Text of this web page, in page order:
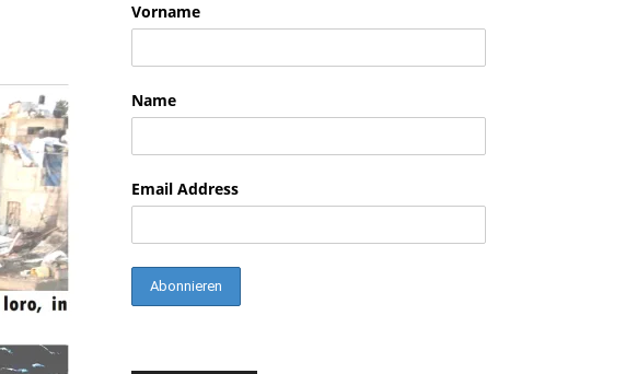
Linkedin
Vorname
Name
Email Address